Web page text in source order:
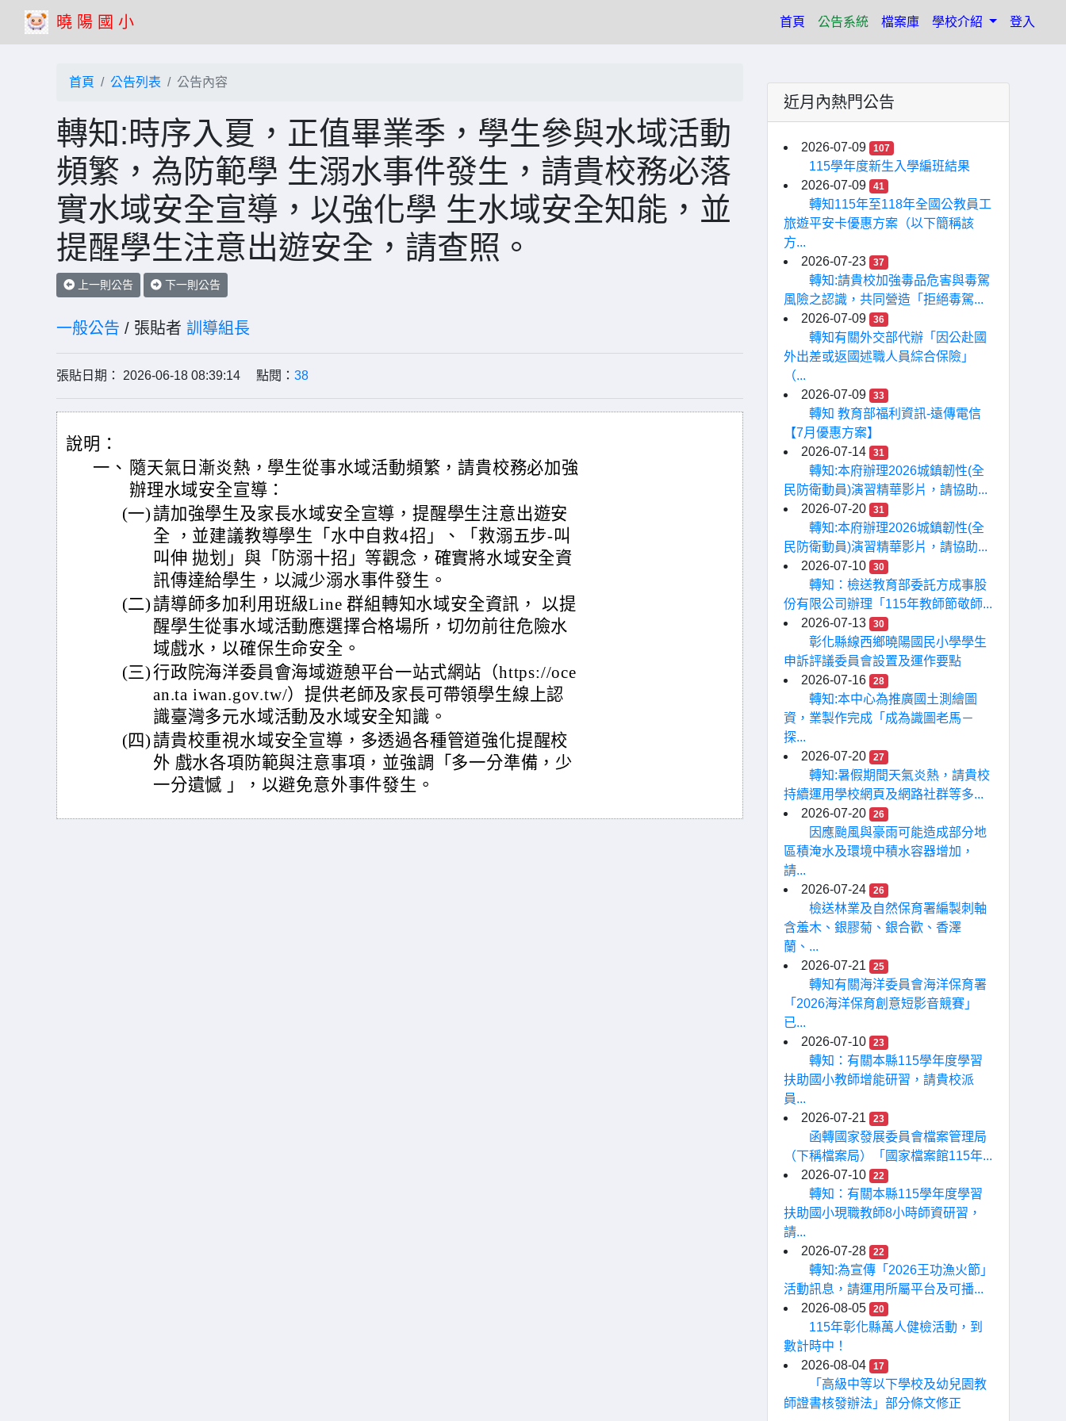
曉 陽 國 小 首頁 (current)
公告系統 檔案庫 學校介紹 登入
首頁 公告列表 公告內容
轉知:時序入夏，正值畢業季，學生參與水域活動
頻繁，為防範學 生溺水事件發生，請貴校務必落
實水域安全宣導，以強化學 生水域安全知能，並
提醒學生注意出遊安全，請查照。
上一則公告 下一則公告
一般公告 / 張貼者 訓導組長
張貼日期： 2026-06-18 08:39:14 點閱： 38
說明：
一、 隨天氣日漸炎熱，學生從事水域活動頻繁，請貴校務必加強
辦理水域安全宣導：
(一) 請加強學生及家長水域安全宣導，提醒學生注意出遊安
全 ，並建議教導學生「水中自救4招」、「救溺五步-叫
叫伸 拋划」與「防溺十招」等觀念，確實將水域安全資
訊傳達給學生，以減少溺水事件發生。
(二) 請導師多加利用班級Line 群組轉知水域安全資訊， 以提
醒學生從事水域活動應選擇合格場所，切勿前往危險水
域戲水，以確保生命安全。
(三)行政院海洋委員會海域遊憩平台一站式網站（https://oce
an.ta iwan.gov.tw/）提供老師及家長可帶領學生線上認
識臺灣多元水域活動及水域安全知識。
(四) 請貴校重視水域安全宣導，多透過各種管道強化提醒校
外 戲水各項防範與注意事項，並強調「多一分準備，少
一分遺憾 」，以避免意外事件發生。
近月內熱門公告
2026-07-09 107
115學年度新生入學編班結果
2026-07-09
41
轉知115年至118年全國公教員工
旅遊平安卡優惠方案（以下簡稱該
方...
2026-07-23
37
轉知:請貴校加強毒品危害與毒駕
風險之認識，共同營造「拒絕毒駕...
2026-07-09
36
轉知有關外交部代辦「因公赴國
外出差或返國述職人員綜合保險」
（...
2026-07-09
33
轉知 教育部福利資訊-遠傳電信
【7月優惠方案】
2026-07-14
31
轉知:本府辦理2026城鎮韌性(全
民防衛動員)演習精華影片，請協助...
2026-07-20
31
轉知:本府辦理2026城鎮韌性(全
民防衛動員)演習精華影片，請協助...
2026-07-10
30
轉知：檢送教育部委託方成事股
份有限公司辦理「115年教師節敬師...
2026-07-13
30
彰化縣線西鄉曉陽國民小學學生
申訴評議委員會設置及運作要點
2026-07-16
28
轉知:本中心為推廣國土測繪圖
資，業製作完成「成為識圖老馬－
探...
2026-07-20
27
轉知:暑假期間天氣炎熱，請貴校
持續運用學校網頁及網路社群等多...
2026-07-20
26
因應颱風與豪雨可能造成部分地
區積淹水及環境中積水容器增加，
請...
2026-07-24
26
檢送林業及自然保育署編製刺軸
含羞木、銀膠菊、銀合歡、香澤
蘭、...
2026-07-21
25
轉知有關海洋委員會海洋保育署
「2026海洋保育創意短影音競賽」
已...
2026-07-10
23
轉知：有關本縣115學年度學習
扶助國小教師增能研習，請貴校派
員...
2026-07-21
23
函轉國家發展委員會檔案管理局
（下稱檔案局）「國家檔案館115年...
2026-07-10
22
轉知：有關本縣115學年度學習
扶助國小現職教師8小時師資研習，
請...
2026-07-28
22
轉知:為宣傳「2026王功漁火節」
活動訊息，請運用所屬平台及可播...
2026-08-05
20
115年彰化縣萬人健檢活動，到
數計時中！
2026-08-04
17
「高級中等以下學校及幼兒園教
師證書核發辦法」部分條文修正